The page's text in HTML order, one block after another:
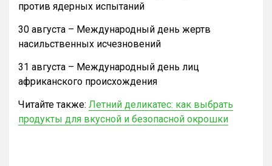
против ядерных испытаний
30 августа – Международный день жертв
насильственных исчезновений
31 августа – Международный день лиц
африканского происхождения
Читайте также: Летний деликатес: как выбрать
продукты для вкусной и безопасной окрошки